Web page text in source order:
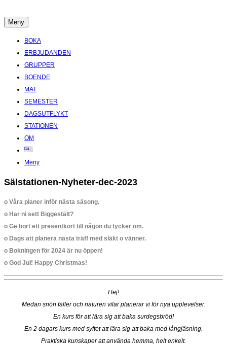
till
Boende Aktiviteter Möten Hemlig historia i Stockholms Skärgård
Meny
BOKA
ERBJUDANDEN
GRUPPER
BOENDE
MAT
SEMESTER
DAGSUTFLYKT
STATIONEN
OM
Meny
Sälstationen-Nyheter-dec-2023
o Våra planer inför nästa säsong.
o Har ni sett Biggestält?
o Ge bort ett presentkort till någon du tycker om.
o Dags att planera nästa träff med släkt o vänner.
o Bokningen för 2024 är nu öppen!
o God Jul! Happy Christmas!
Hej!
Medan snön faller och naturen vilar planerar vi för nya upplevelser.
En kurs för att lära sig att baka surdegsbröd!
En 2 dagars kurs med syftet att lära sig att baka med långjäsning.
Praktiska kunskaper att använda hemma, helt enkelt.